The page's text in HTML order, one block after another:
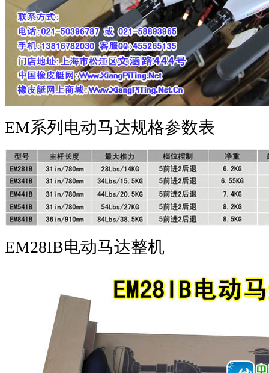
EM系列电动马达规格参数表
EM28IB电动马达整机